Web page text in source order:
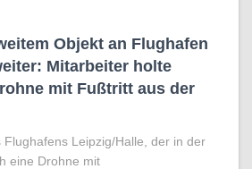
Objekt an Flughafen
Mitarbeiter holte
mit Fußtritt aus der
Flughafens Leipzig/Halle, der in der
eine Drohne mit